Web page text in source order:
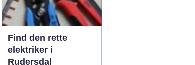
Find den rette
elektriker i
Rudersdal